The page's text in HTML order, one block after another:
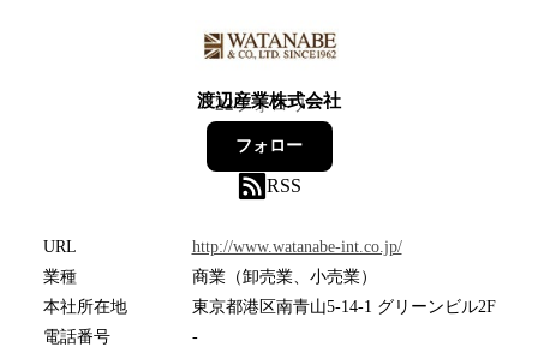
渡辺産業株式会社
22フォロワー
フォロー
RSS
URL
http://www.watanabe-int.co.jp/
業種
商業（卸売業、小売業）
本社所在地
東京都港区南青山5-14-1 グリーンビル2F
電話番号
-